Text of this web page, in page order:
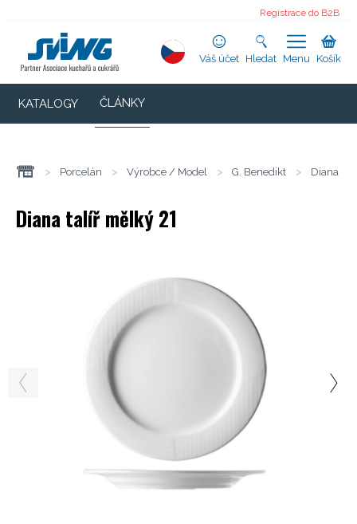
Registrace do B2B
Váš účet Hledat Menu Košík
KATALOGY ČLÁNKY
> Porcelán > Výrobce / Model > G. Benedikt > Diana
Diana talíř mělký 21